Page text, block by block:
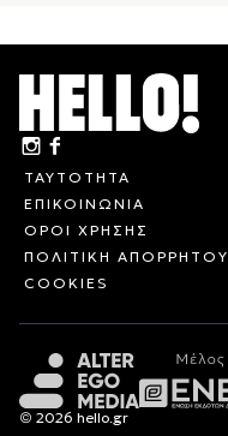
ΤΑΥΤΟΤΗΤΑ
ΕΠΙΚΟΙΝΩΝΙΑ
ΟΡΟΙ ΧΡΗΣΗΣ
ΠΟΛΙΤΙΚΗ ΑΠΟΡΡΗΤΟΥ
COOKIES
© 2026 hello.gr